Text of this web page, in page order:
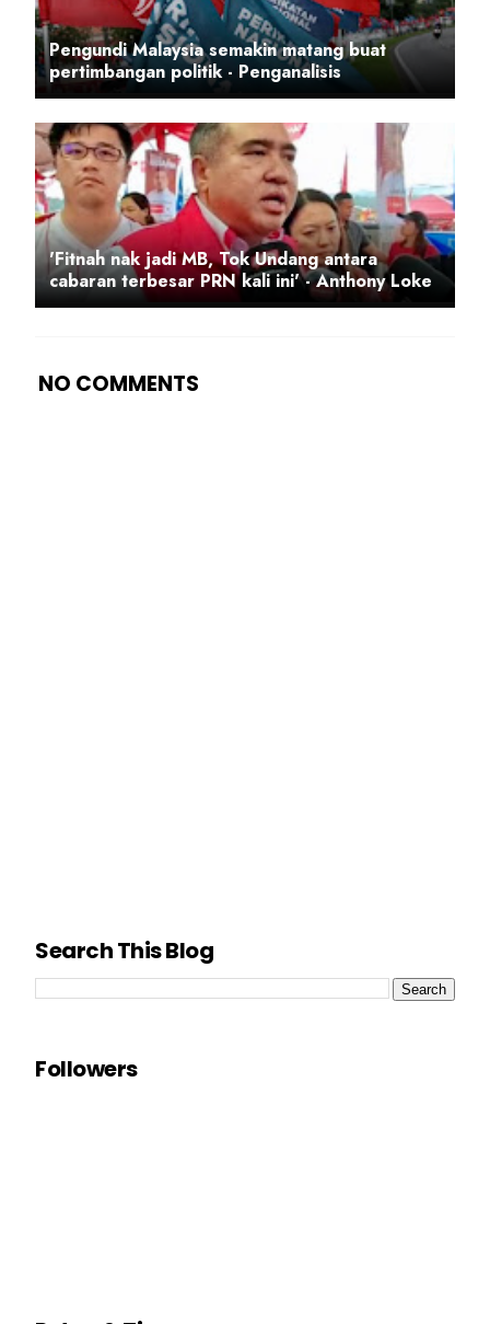
Pengundi Malaysia semakin matang buat
pertimbangan politik - Penganalisis
'Fitnah nak jadi MB, Tok Undang antara
cabaran terbesar PRN kali ini' - Anthony Loke
NO COMMENTS
Search This Blog
Followers